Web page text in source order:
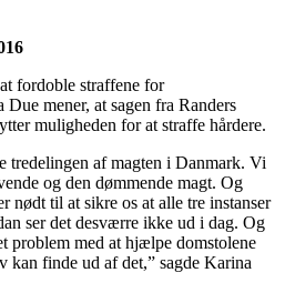
fordoble straffene for
mener, at sagen fra Randers
muligheden for at straffe hårdere.
tredelingen af magten i Danmark. Vi
og den dømmende magt. Og
nødt til at sikre os at alle tre instanser
ser det desværre ikke ud i dag. Og
problem med at hjælpe domstolene
kan finde ud af det,” sagde Karina